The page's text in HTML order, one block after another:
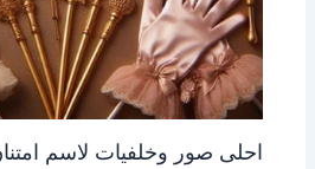
احلى صور وخلفيات لاسم